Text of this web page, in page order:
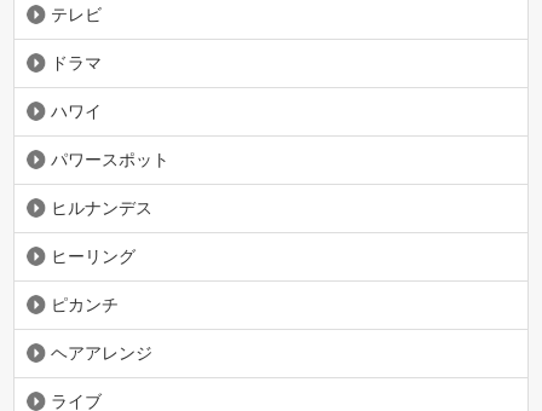
テレビ
ドラマ
ハワイ
パワースポット
ヒルナンデス
ヒーリング
ピカンチ
ヘアアレンジ
ライブ